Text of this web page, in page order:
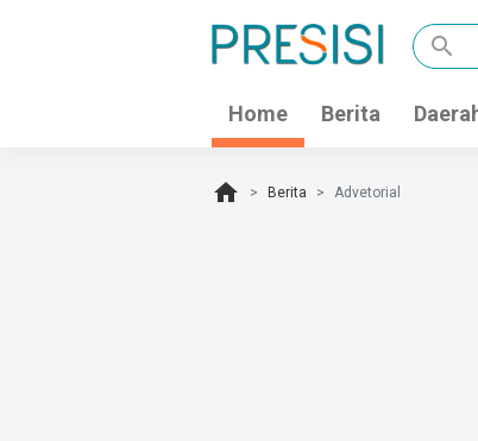
search
Home Berita
home Berita Advetorial